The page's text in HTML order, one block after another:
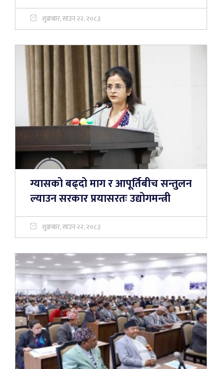
शुक्रबार, साउन २२, २०८३
ग्यासको बढ्दो माग र आपूर्तिबीच सन्तुलन
ल्याउन सरकार प्रयासरतः उद्योगमन्त्री
शुक्रबार, साउन २२, २०८३